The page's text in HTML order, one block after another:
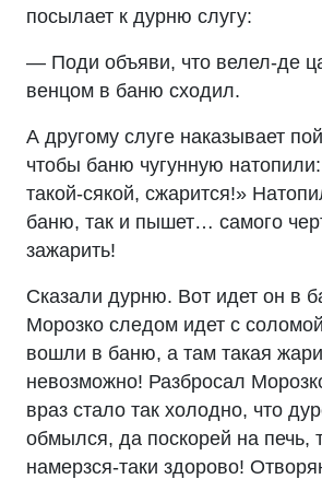
посылает к дурню слугу:
— Поди объяви, что велел-де
венцом в баню сходил.
А другому слуге наказывает
чтобы баню чугунную
такой-сякой, сжарится!»
баню, так и пышет… самого
зажарить!
Сказали дурню. Вот идет он в
Морозко следом идет с
вошли в баню, а там такая
невозможно! Разбросал
враз стало так холодно, что
обмылся, да поскорей на печь,
намерзся-таки здорово!